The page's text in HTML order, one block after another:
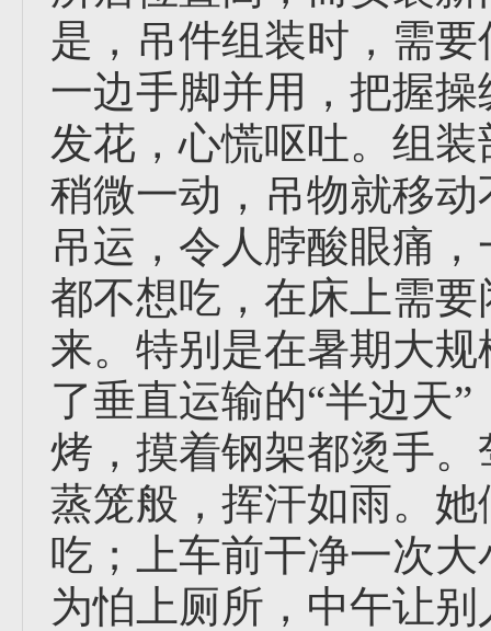
是，吊件组装时，需
一边手脚并用，把握
发花，心慌呕吐。组
稍微一动，吊物就移
吊运，令人脖酸眼痛
都不想吃，在床上需
来。特别是在暑期大
了垂直运输的“半边天
烤，摸着钢架都烫手
蒸笼般，挥汗如雨。
吃；上车前干净一次
为怕上厕所，中午让